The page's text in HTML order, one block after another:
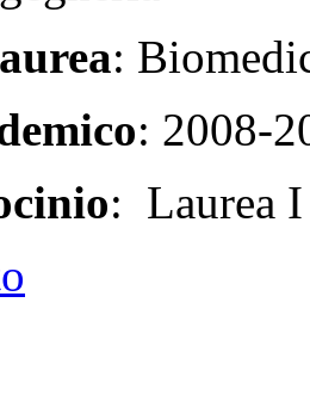
:
: 2008-
: Laurea